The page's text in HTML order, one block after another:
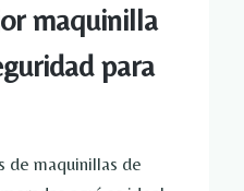
maquinilla
para
de maquinillas de